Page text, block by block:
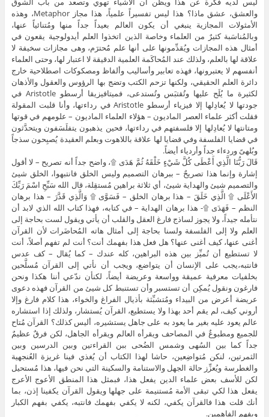
والعشق، عشق ماذا؟ هذا ليس تفسيراً علمياً، هذا مجاز Metaphor، وهذه
الأمثولات المجازية ينبغي أن يكون العالم بعيداً جداً منها ومُتنائياً عنها،
وبالمُناسَبة كثيرٌ من العلماء وخاصة الذين اتخذوا العلم أيدولوجية يقعون في
أمثال هذه المجازات ويُقدِّمونها على أنها علم مُحترَم، وهى مجازات سخيفة لا
علاقة لها بالعلم، ولذلك عند المُحاكَمة العلمية الدقيقة لا اعتبار لها، وحتى العلماء
أنفسهم لا يعتبرونها، فهذه تعابير وأساليب وألفاظ ومصكوكات اصطلاحية خارج
دائرة العلم الحقيقي، ولكنها تزحم الكتب وتضج بها الرؤوس والعقول والأذهان
لكثيرة ما يُلَح عليها وتُقتبَس وتُستدعى، فميتافيزيقا أرسطو Aristotle في
جودتها لا يُعادِلها إلا فيزياء أرسطو Aristotle في رداءتها، وأنا قلبت المقولة
فقلت أكثر علماء العصر الماديون – هؤلاء العلماء الماديون – علومهم في قوتها
ومتانتها لا يُعادِلها إلا فلسفتهم في رداءتها، فحين يذهبون يتفلَسَفون ويتحدَّثون
في قضايا الفلسفة وفي قضايا لها علاقة باللاهوت وبعلم العقيدة يُصبِحون سذجاً
وبُلهىً وردءاء جداً وأردياء أيضاً.
قَالَ رَبُّنَا الَّذِي أَعْطَى كُلَّ شَيْءٍ خَلْقَهُ ثُمَّ هَدَى ۩، واضح جداً أنه تصريح – لا أقول
إشارة وإنما هذا تصريحٌ – ببرهان التصميم وليس الخلق فانتبهوا، الخلق شيئ
والتصميم شيئ والهداية شيئ، أي ثلاثة براهين مُستقِلة، قال الله سَبِّحِ اسْمَ رَبِّكَ
الأَعْلَى ۩ الَّذِي خَلَقَ – هذا برهان الخلق – فَسَوَّى ۩ وَالَّذِي قَدَّرَ – هذا برهان
النظم – فَهَدَى ۩- هذا برهان الهداية – في كتابه، فهذا كتاب الله الذي لابد أن
نتأمله جيداً، ولا يجوز لساذج فارغ العقل والقلب أن يأتي ويقول لست بحاجة إلى
العلم ولا إلى الفلسفة ولسنا بحاجة إلى أمثال هاته المُحاضَرات لأن القرآن
أغنى عنها، كيف أغنى عنها؟ هل فعل هذا بفهمك أنت؟ أنت لم تفهم أصلاً، أنت
لا تستطيع أن تُميِّز بين هذه البراهين، كله عندك – كما يُقال – كف عدس
فانتبه،يجب على الإنسان أن يتواضع، ويجب أن نأتي إلى القرآن مُسلَّحين
بخلفيات معرفية عميقة وواسعة وعريضة أيضاً، لكنأن ندّعي أننا هكذا ونحن
فارغون ونقول يُمكِن أن تستسبر وأن تستنبط كل شيئ من القرآن فهذه دعوى
عريضة أعرض من البيداء ومُتشبِّثة بأذيال الفراغ والخواء، هذا كلام فارغ وإلا
أروني كيف، لم يقم أحد بهذا ولا يستطيع، القرآن يُستشار، ولذلك إذا استشاره
عالم يعود عليه بغير ما يعود به على جاهل يستشيره، أليس كذلك؟ القرآن مُتاح
للجميع ومطبوعٌ في المصاحف ويقرأه العالم ويقرأه الجاهل، لكن فرقٌ عظيمٌ
جداً كما بين السُهى وشمس الضُحى ببن القراءتين وبين الدرسين وبين
الثمرتين، لنكن مُتواضِعين، حاشا لهذا الكتاب أن يُغذي فينا غريزة العُنجهية
والغطرسة ويُعزِّز حالة الجهل والاستنامة والسكينة التي نحن فيها، هذا مُستحيل
لكن للأسف بعض علماء الدين يفعل هذا، فبمثل هذا المنطق الأعوج الأعرج
يفعل هذا لكي تبقى الأمة مُستنيمة على جهلها ويقول القرآن يكفينا إذن، بما
أنك قلت هذا فالقرآن يكفي، لكنه لا يكفي بفهمك فانتبه، يكفي بفهم الكبار
وبفهم الفاهمين.